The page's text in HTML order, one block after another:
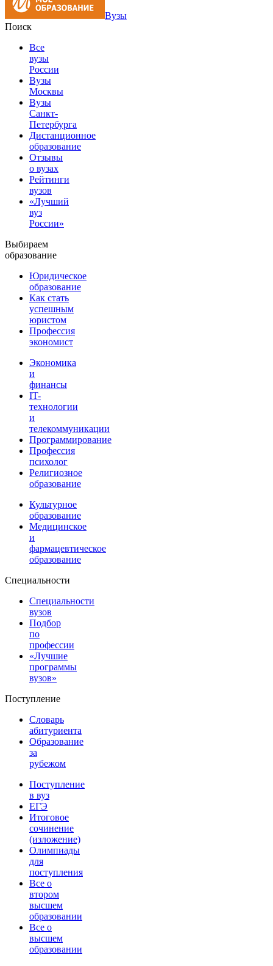
Вузы
Поиск
Все
вузы
России
Вузы
Москвы
Вузы
Санкт-
Петербурга
Дистанционное
образование
Отзывы
о вузах
Рейтинги
вузов
«Лучший
вуз
России»
Выбираем
образование
Юридическое
образование
Как стать
успешным
юристом
Профессия
экономист
Экономика
и
финансы
IT-
технологии
и
телекоммуникации
Программирование
Профессия
психолог
Религиозное
образование
Культурное
образование
Медицинское
и
фармацевтическое
образование
Специальности
Специальности
вузов
Подбор
по
профессии
«Лучшие
программы
вузов»
Поступление
Словарь
абитуриента
Образование
за
рубежом
Поступление
в вуз
ЕГЭ
Итоговое
сочинение
(изложение)
Олимпиады
для
поступления
Все о
втором
высшем
образовании
Все о
высшем
образовании